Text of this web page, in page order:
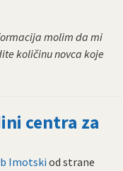
molim da mi
količinu novca koje
centra za
Imotskiod strane